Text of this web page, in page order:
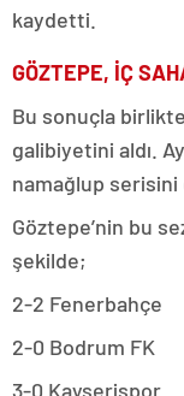
kaydetti.
GÖZTEPE, İÇ
Bu sonuçla
galibiyetini aldı.
namağlup
Göztepe’nin bu
şekilde;
2-2 Fenerbahçe
2-0 Bodrum FK
3-0 Kayserispor